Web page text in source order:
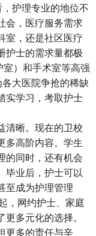
护理专业的地位不
会，医疗服务需求
室，还是社区医疗
护士的需求量都极
）和手术室等高强
大医院争抢的稀缺
实学习，考取护士
晰。现在的卫校
多高阶内容。学生
的同时，还有机会
毕业后，护士可以
至成为护理管理
，网约护士、家庭
多元化的选择。
更多的责任与辛